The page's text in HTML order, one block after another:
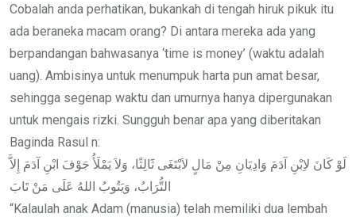
Cobalah anda perhatikan, bukankah di tengah hiruk pikuk itu
ada beraneka macam orang? Di antara mereka ada yang
berpandangan bahwasanya ‘time is money’ (waktu adalah
uang). Ambisinya untuk menumpuk harta pun amat besar,
sehingga segenap waktu dan umurnya hanya dipergunakan
untuk mengais rizki. Sungguh benar apa yang diberitakan
Baginda Rasul n:
لَوْ كَانَ لاِبْنِ آدَمَ وَادِيَانِ مِنْ مَالٍ لاَبْتَغَى ثََالِثًا، وَلاَ يَمْلَأُ جَوْفَ ابْنِ آدَمَ إِلاَّ
التُّرَابُ، وَيَتُوبُ اللهُ عَلَى مَنْ تَابَ
“Kalaulah anak Adam (manusia) telah memiliki dua lembah